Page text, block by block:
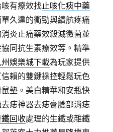
有療效找止咳化痰中藥
久違的衝勁與續航疼痛
炎止痛藥效殺滅黴菌並
同抗生素療效等。精準
州娛樂城下載為玩家提供
賴的雙鍵操控輕鬆玩色
墊。美白精華和安瓶快
痣神器去痣膏臉部消痣
鐵回收處理的生鐵或雜鐵